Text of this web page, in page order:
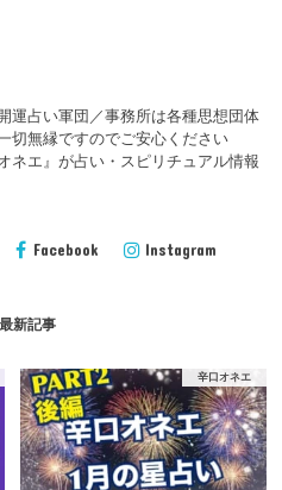
運占い軍団／事務所は各種思想団体
切無縁ですのでご安心ください
エ』が占い・スピリチュアル情報
Facebook Instagram
新記事
辛口オネエ